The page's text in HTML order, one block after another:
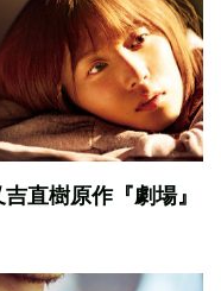
直樹原作『劇場』